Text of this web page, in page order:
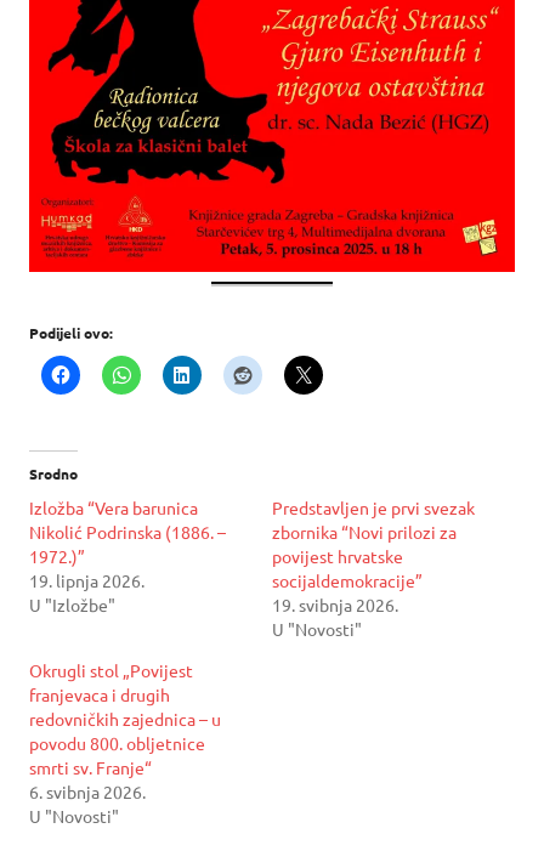
Podijeli ovo:
Srodno
Izložba “Vera barunica
Nikolić Podrinska (1886. –
1972.)”
19. lipnja 2026.
U "Izložbe"
Predstavljen je prvi svezak
zbornika “Novi prilozi za
povijest hrvatske
socijaldemokracije”
19. svibnja 2026.
U "Novosti"
Okrugli stol „Povijest
franjevaca i drugih
redovničkih zajednica – u
povodu 800. obljetnice
smrti sv. Franje“
6. svibnja 2026.
U "Novosti"